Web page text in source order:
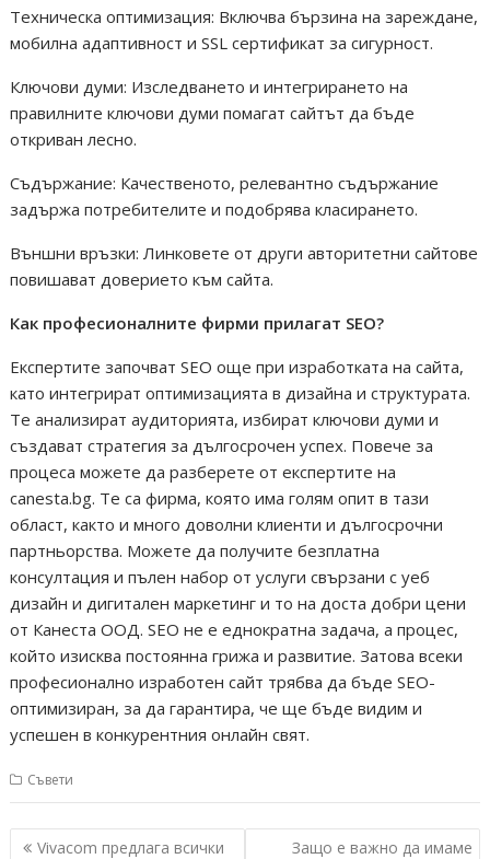
Техническа оптимизация: Включва бързина на зареждане,
мобилна адаптивност и SSL сертификат за сигурност.
Ключови думи: Изследването и интегрирането на
правилните ключови думи помагат сайтът да бъде
откриван лесно.
Съдържание: Качественото, релевантно съдържание
задържа потребителите и подобрява класирането.
Външни връзки: Линковете от други авторитетни сайтове
повишават доверието към сайта.
Как професионалните фирми прилагат SEO?
Експертите започват SEO още при изработката на сайта,
като интегрират оптимизацията в дизайна и структурата.
Те анализират аудиторията, избират ключови думи и
създават стратегия за дългосрочен успех. Повече за
процеса можете да разберете от експертите на
canesta.bg. Те са фирма, която има голям опит в тази
област, както и много доволни клиенти и дългосрочни
партньорства. Можете да получите безплатна
консултация и пълен набор от услуги свързани с уеб
дизайн и дигитален маркетинг и то на доста добри цени
от Канеста ООД. SEO не е еднократна задача, а процес,
който изисква постоянна грижа и развитие. Затова всеки
професионално изработен сайт трябва да бъде SEO-
оптимизиран, за да гарантира, че ще бъде видим и
успешен в конкурентния онлайн свят.
Съвети
Навигация
Vivacom предлага всички
Защо е важно да имаме